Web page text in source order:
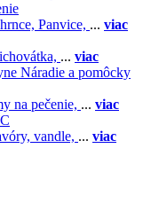
Panvice, ... viac
... viac
Náradie a pomôcky
na pečenie, ... viac
vandle, ... viac